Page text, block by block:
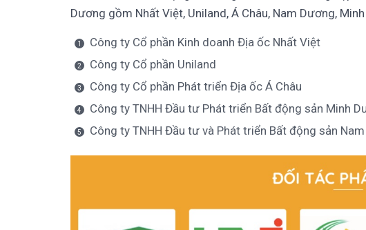
Dương gồm Nhất Việt, Uniland, Á Châu, Nam Dương,
Công ty Cổ phần Kinh doanh Địa ốc Nhất Việt
Công ty Cổ phần Uniland
Công ty Cổ phần Phát triển Địa ốc Á Châu
Công ty TNHH Đầu tư Phát triển Bất động sản Minh
Công ty TNHH Đầu tư và Phát triển Bất động sản